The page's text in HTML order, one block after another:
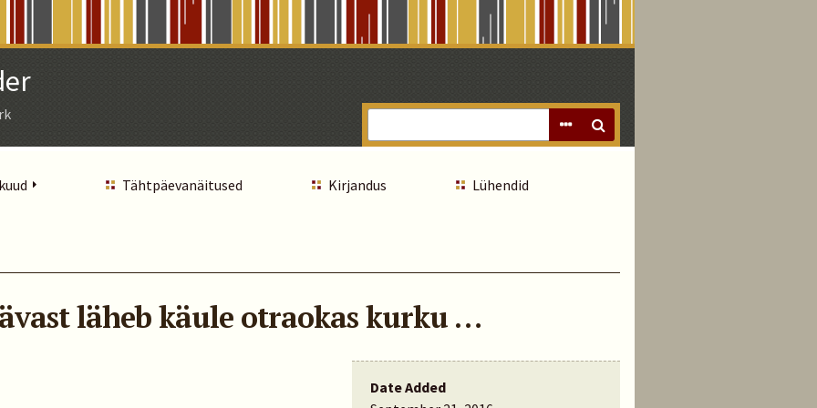
Tähtpäevanäitused Kirjandus Lühendid
läheb käule otraokas kurku …
Date Added